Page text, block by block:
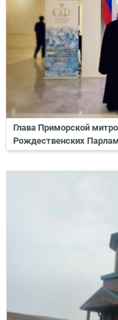
Глава Приморской
Рождественских